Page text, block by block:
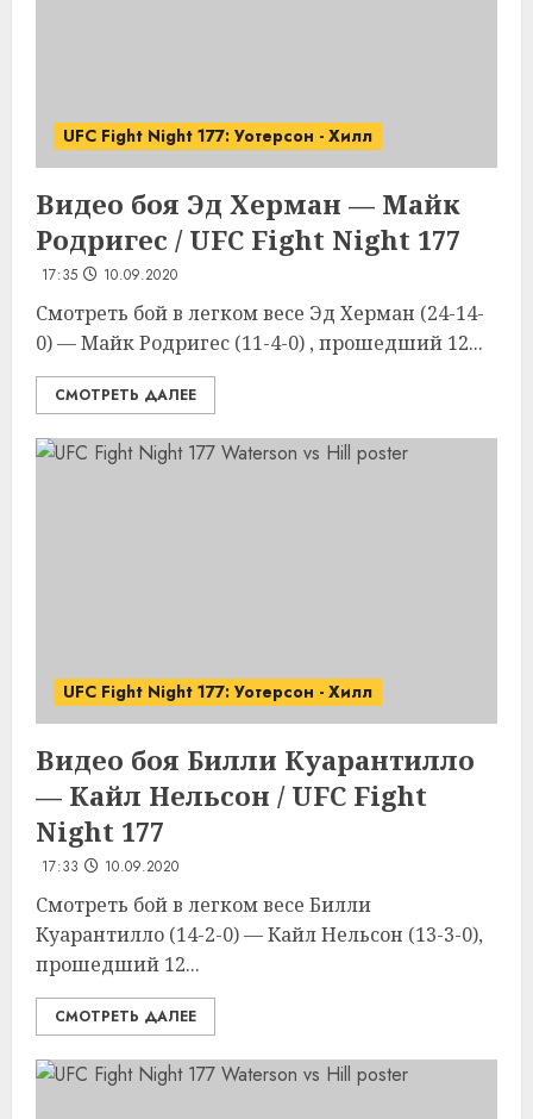
UFC Fight Night 177: Уотерсон - Хилл
Видео боя Эд Херман — Майк
Родригес / UFC Fight Night 177
17:35 10.09.2020
Смотреть бой в легком весе Эд Херман (24-14-
0) — Майк Родригес (11-4-0) , прошедший 12...
СМОТРЕТЬ ДАЛЕЕ
UFC Fight Night 177: Уотерсон - Хилл
Видео боя Билли Куарантилло
— Кайл Нельсон / UFC Fight
Night 177
17:33 10.09.2020
Смотреть бой в легком весе Билли
Куарантилло (14-2-0) — Кайл Нельсон (13-3-0),
прошедший 12...
СМОТРЕТЬ ДАЛЕЕ